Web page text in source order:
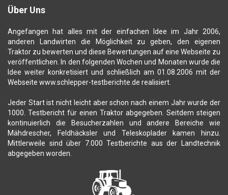
Über Uns
Angefangen hat alles mit der einfachen Idee im Jahr 2006,
anderen Landwirten die Möglichkeit zu geben, den eigenen
Traktor zu bewerten und diese Bewertungen auf eine Webseite zu
veröffentlichen. In den folgenden Wochen und Monaten wurde die
Idee weiter konkretisiert und schließlich am 01.08.2006 mit der
Webseite www.schlepper-testberichte.de realisiert.
Jeder Start ist nicht leicht aber schon nach einem Jahr wurde der
1000. Testbericht für einen Traktor abgegeben. Seitdem steigen
kontinuierlich die Besucherzahlen und andere Bereiche wie
Mähdrescher, Feldhäcksler und Teleskoplader kamen hinzu.
Mittlerweile sind über 7.000 Testberichte aus der Landtechnik
abgegeben worden.